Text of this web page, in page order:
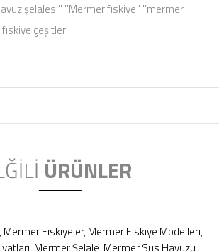
şelalesi'' ''Mermer fıskiye'' ''mermer
çeşitleri
ÜRÜNLER